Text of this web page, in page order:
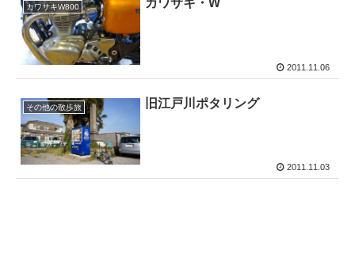
カワサキW800 カワサキ・W
2011.11.06
その他の散歩旅 旧江戸川ポタリング
2011.11.03